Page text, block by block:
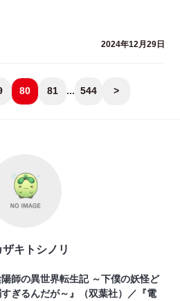
2024年12月29日
80 81 ... 544 >
ザキトシノリ
師の異世界転生記 ～下僕の妖怪ど
ぎるんだが～』（双葉社）／『電